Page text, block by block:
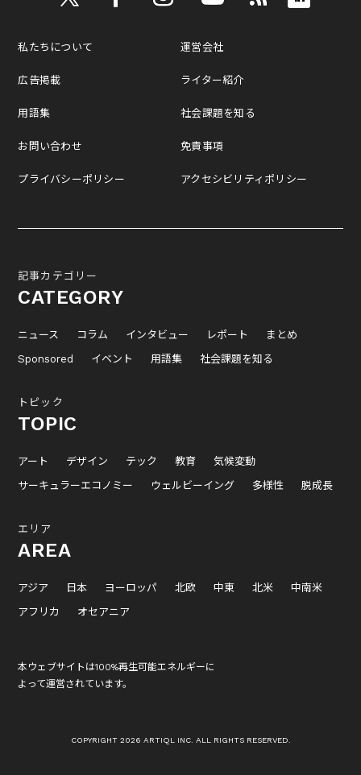
私たちについて
広告掲載
用語集
お問い合わせ
プライバシーポリシー
運営会社
ライター紹介
社会課題を知る
免責事項
アクセシビリティポリシー
記事カテゴリー
CATEGORY
ニュース コラム インタビュー レポート
まとめ
Sponsored
イベント 用語集 社会課題を知る
トピック
TOPIC
アート デザイン テック 教育
気候変動
サーキュラーエコノミー
ウェルビーイング 多様性 脱成長
エリア
AREA
アジア 日本 ヨーロッパ 北欧 中東 北米
中南米
アフリカ
オセアニア
本ウェブサイトは100%再生可能エネルギーに
よって運営されています。
COPYRIGHT 2026 ARTIQL INC. ALL RIGHTS RESERVED.